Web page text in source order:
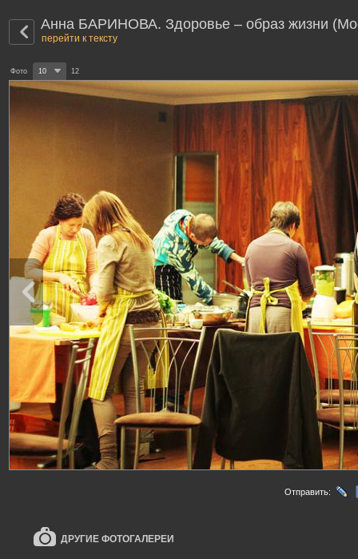
Анна БАРИНОВА. Здоровье – образ жизни
перейти к тексту
Фото 10 12
Отправить:
ДРУГИЕ ФОТОГАЛЕРЕИ